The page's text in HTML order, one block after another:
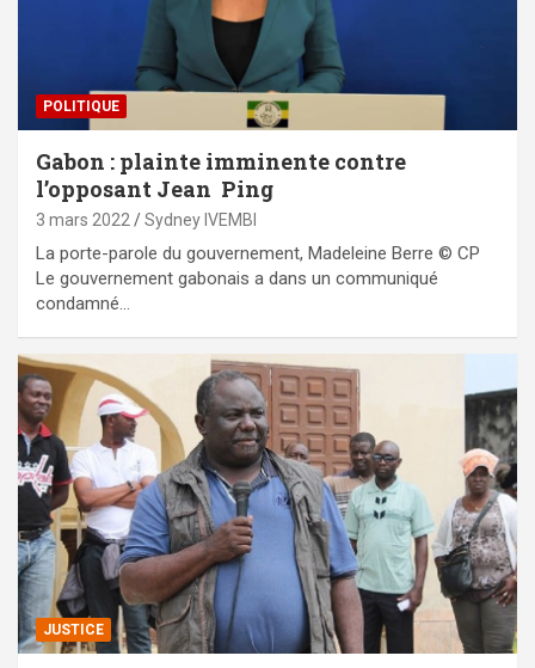
POLITIQUE
Gabon : plainte imminente contre
l’opposant Jean Ping
3 mars 2022 Sydney IVEMBI
La porte-parole du gouvernement, Madeleine Berre © CP
Le gouvernement gabonais a dans un communiqué
condamné…
JUSTICE